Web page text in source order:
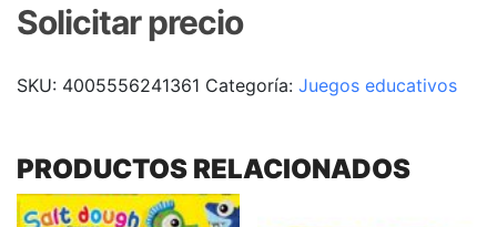
Solicitar precio
SKU: 4005556241361 Categoría: Juegos educativos
PRODUCTOS RELACIONADOS